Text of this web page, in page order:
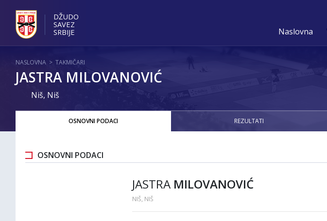
DŽUDO
SAVEZ
SRBIJE
Naslovna
NASLOVNA > TAKMIČARI
JASTRA MILOVANOVIĆ
Niš, Niš
OSNOVNI PODACI REZULTATI
OSNOVNI PODACI
JASTRA MILOVANOVIĆ
NIŠ, NIŠ